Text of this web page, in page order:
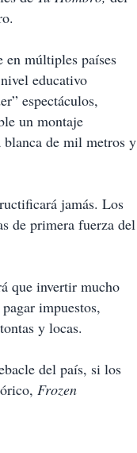
en múltiples países
educativo
espectáculos,
un montaje
blanca de mil metros y
jamás. Los
de primera fuerza del
que invertir mucho
impuestos,
y locas.
del país, si los
Frozen